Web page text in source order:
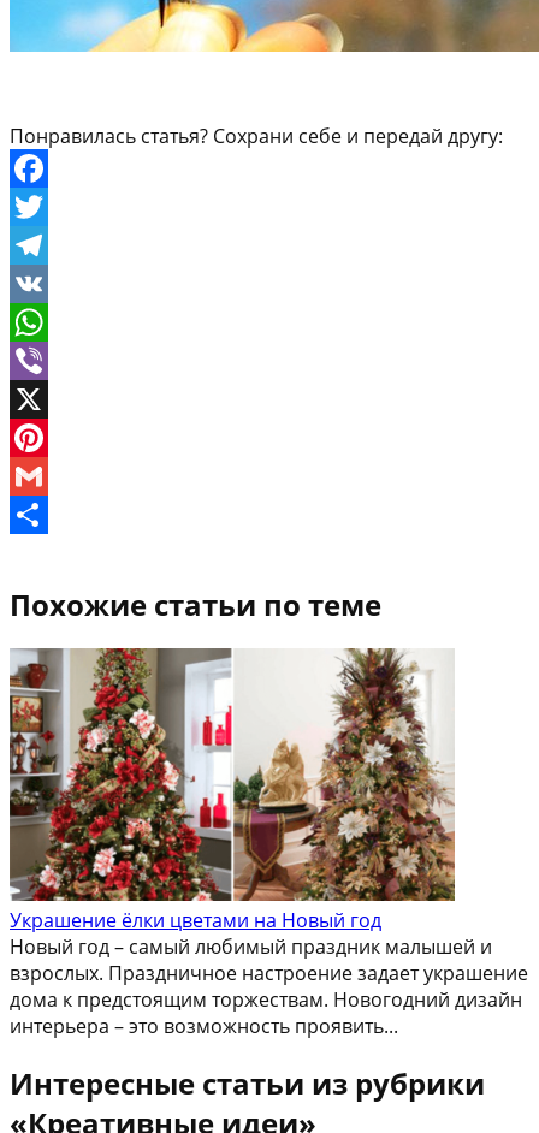
Понравилась статья? Сохрани себе и передай другу:
Facebook
Twitter
Telegram
VK
WhatsApp
Viber
X
Pinterest
Gmail
Похожие статьи по теме
Украшение ёлки цветами на Новый год
Новый год – самый любимый праздник малышей и
взрослых. Праздничное настроение задает украшение
дома к предстоящим торжествам. Новогодний дизайн
интерьера – это возможность проявить...
Интересные статьи из рубрики
«Креативные идеи»